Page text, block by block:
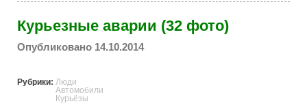
Курьезные аварии (32 фото)
Опубликовано 14.10.2014
Рубрики: Люди
Автомобили
Курьёзы